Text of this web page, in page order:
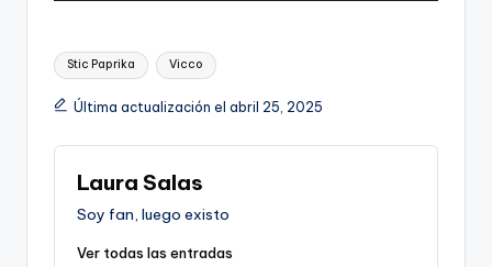
Etiquetas:
Stic Paprika Vicco
Última actualización el abril 25, 2025
Laura Salas
Soy fan, luego existo
Ver todas las entradas